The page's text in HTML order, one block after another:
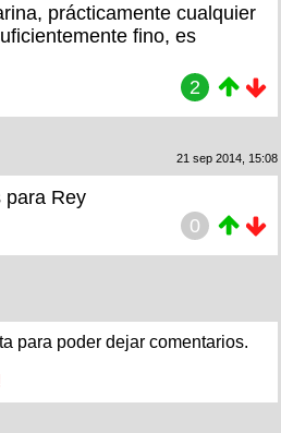
prácticamente cualquier
fino, es
2
21 sep 2014, 15:08
para Rey
0
para poder dejar comentarios.